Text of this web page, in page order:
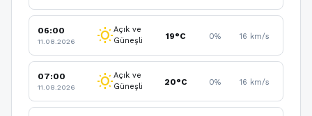
06:00
11.08.2026 wb_sunnyAçık ve
Güneşli
19°C 0% 16 km/s
07:00
11.08.2026 wb_sunnyAçık ve
Güneşli
20°C 0% 16 km/s